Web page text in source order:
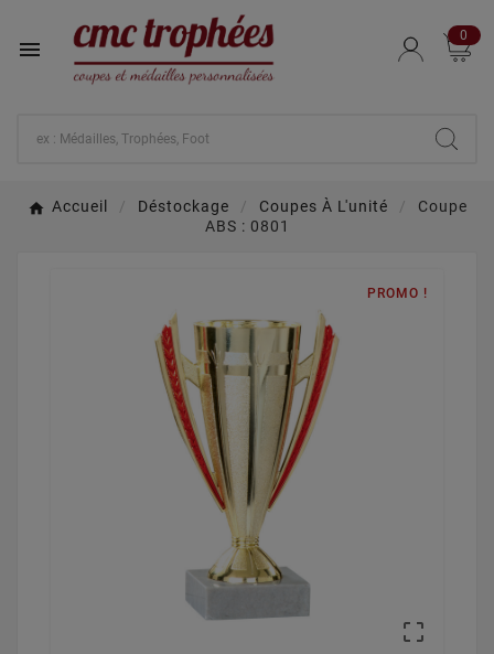

0
Accueil Déstockage Coupes À L'unité
Coupe
ABS : 0801
PROMO !
